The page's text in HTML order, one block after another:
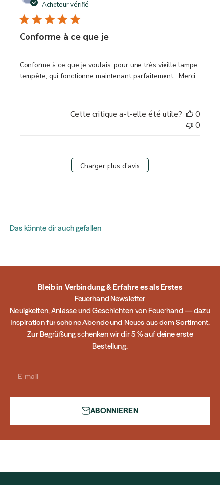
Acheteur vérifié
Conforme à ce que je
Conforme à ce que je voulais, pour une très vieille lampe
tempête, qui fonctionne maintenant parfaitement . Merci
Cette critique a-t-elle été utile?
0
0
Charger plus d'avis
Das könnte dir auch gefallen
Bleib in Verbindung & Erfahre es als Erstes
Feuerhand Newsletter
Neuigkeiten, Anlässe und Geschichten von Feuerhand — dazu
Inspiration für schöne Abende und Neues aus dem Sortiment.
Zur Begrüßung schenken wir dir 5 % auf deine erste
Bestellung.
E-mail
ABONNIEREN